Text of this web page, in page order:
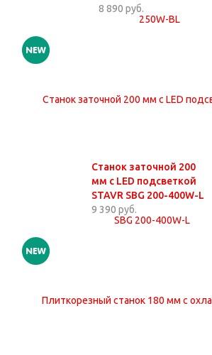
8 890 руб.
Станок заточной 200
мм с LED подсветкой
STAVR SBG 200-400W-L
9 390 руб.